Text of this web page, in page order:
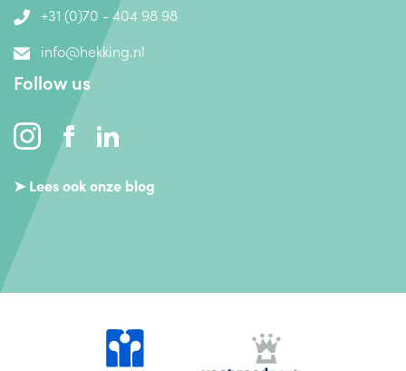
+31 (0)70 - 404 98 98
info@hekking.nl
Follow us
➤ Lees ook onze blog